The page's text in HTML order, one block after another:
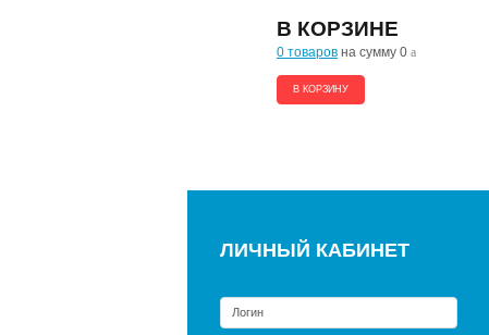
В КОРЗИНЕ
0 товаров на сумму 0 a
В КОРЗИНУ
ЛИЧНЫЙ КАБИНЕТ